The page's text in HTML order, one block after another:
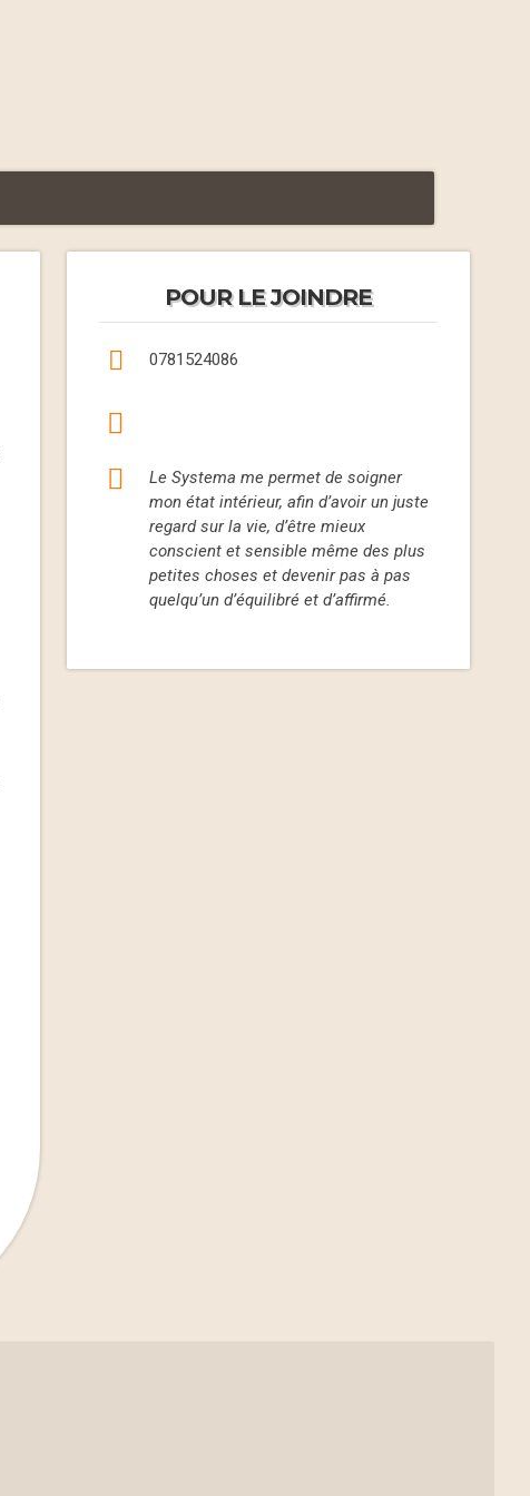
POUR LE JOINDRE
0781524086
Le Systema me permet de soigner
mon état intérieur, afin d’avoir un juste
regard sur la vie, d’être mieux
conscient et sensible même des plus
petites choses et devenir pas à pas
quelqu’un d’équilibré et d’affirmé.